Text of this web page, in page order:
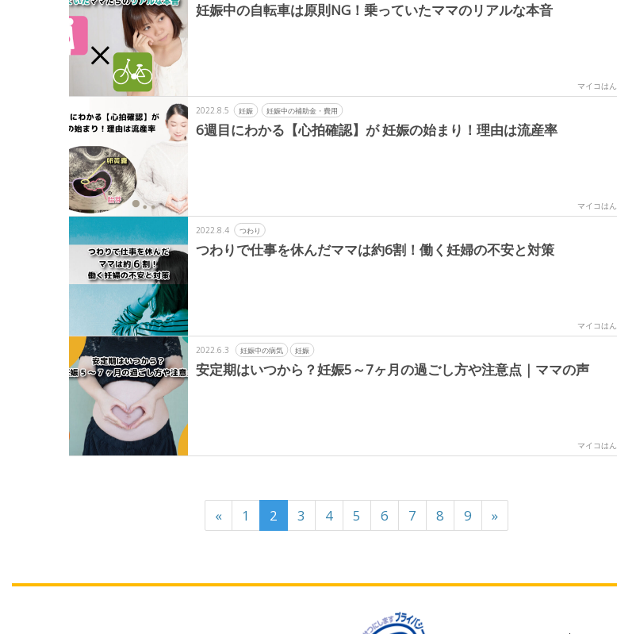
妊娠中の自転車は原則NG！乗っていたママのリアルな本音
マイコはん
2022.8.5 妊娠 妊娠中の補助金・費用
6週目にわかる【心拍確認】が 妊娠の始まり！理由は流産率
マイコはん
2022.8.4 つわり
つわりで仕事を休んだママは約6割！働く妊婦の不安と対策
マイコはん
2022.6.3 妊娠中の病気 妊娠
安定期はいつから？妊娠5～7ヶ月の過ごし方や注意点｜ママの声
マイコはん
« 1 2 3 4 5 6 7 8 9 »